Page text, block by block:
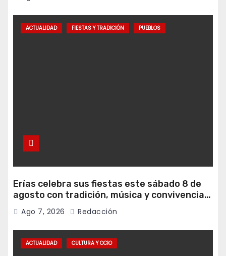
ACTUALIDAD FIESTAS Y TRADICIÓN PUEBLOS
Erías celebra sus fiestas este sábado 8 de
agosto con tradición, música y convivencia
vecinal
Ago 7, 2026 Redacción
ACTUALIDAD CULTURA Y OCIO